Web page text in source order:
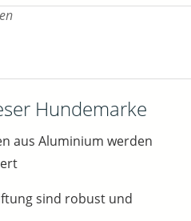
Hundemarke
aus Aluminium werden
sind robust und